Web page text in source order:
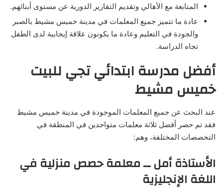
المتابعة مع الأهالي وتقديم التقارير الدورية عن مستوى أبنائهم.
عادة ما تتميز جميع المعلمات في مدينة خميس مشيط بالصبر
والجودة في التعليم وعادة ما يكونون علاقة إيجابية لدى الطفل
تجاه الدراسة.
أفضل مدرسة ابتدائي تجي للبيت
خميس مشيط
عند البحث عن جميع المعلمات الموجودة في مدينة خميس مشيط
فقد تم حصر أفضل ثلاثة معلمات متواجدين في المنطقة في
التخصصات المختلفة، وهم:
الأستاذة أمل ــ معلمة حصص منزلية في
اللغة الإنجليزية